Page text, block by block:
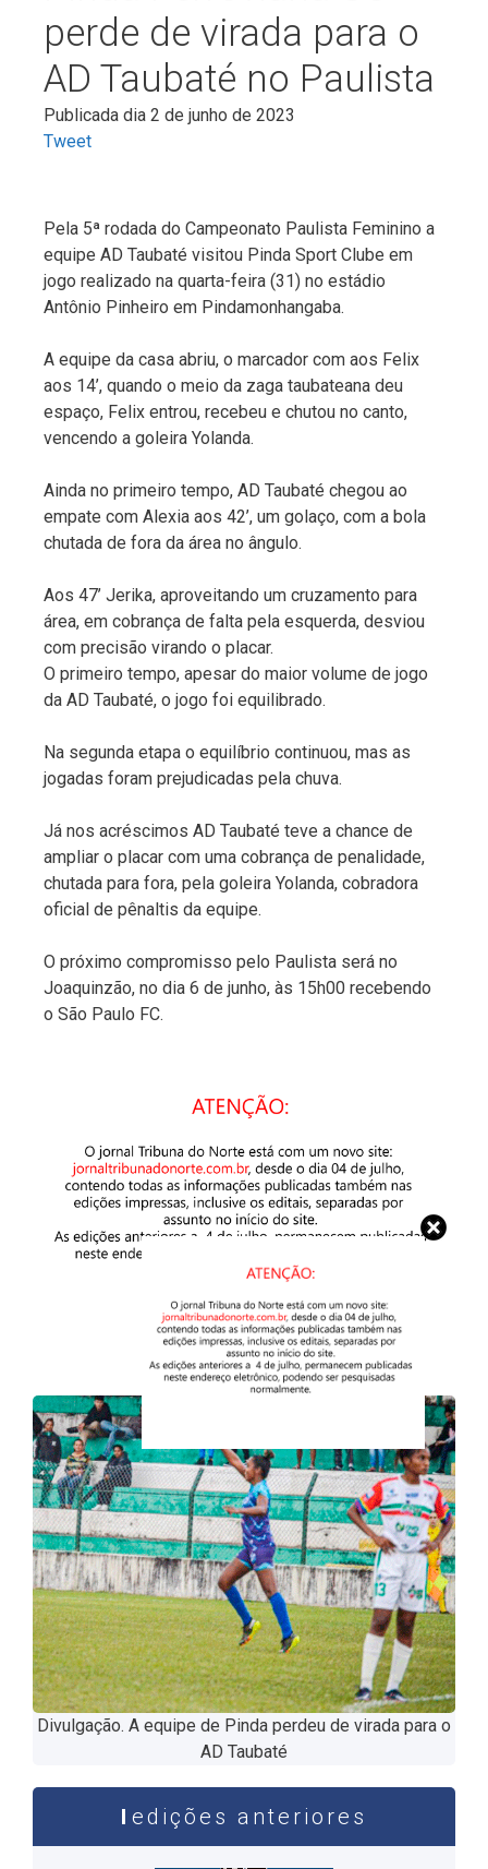
perde de virada para o
AD Taubaté no Paulista
Publicada dia 2 de junho de 2023
Tweet
Pela 5ª rodada do Campeonato Paulista Feminino a
equipe AD Taubaté visitou Pinda Sport Clube em
jogo realizado na quarta-feira (31) no estádio
Antônio Pinheiro em Pindamonhangaba.
A equipe da casa abriu, o marcador com aos Felix
aos 14’, quando o meio da zaga taubateana deu
espaço, Felix entrou, recebeu e chutou no canto,
vencendo a goleira Yolanda.
Ainda no primeiro tempo, AD Taubaté chegou ao
empate com Alexia aos 42’, um golaço, com a bola
chutada de fora da área no ângulo.
Aos 47’ Jerika, aproveitando um cruzamento para
área, em cobrança de falta pela esquerda, desviou
com precisão virando o placar.
O primeiro tempo, apesar do maior volume de jogo
da AD Taubaté, o jogo foi equilibrado.
Na segunda etapa o equilíbrio continuou, mas as
jogadas foram prejudicadas pela chuva.
Já nos acréscimos AD Taubaté teve a chance de
ampliar o placar com uma cobrança de penalidade,
chutada para fora, pela goleira Yolanda, cobradora
oficial de pênaltis da equipe.
O próximo compromisso pelo Paulista será no
Joaquinzão, no dia 6 de junho, às 15h00 recebendo
o São Paulo FC.
Divulgação. A equipe de Pinda perdeu de virada para o
AD Taubaté
edições anteriores